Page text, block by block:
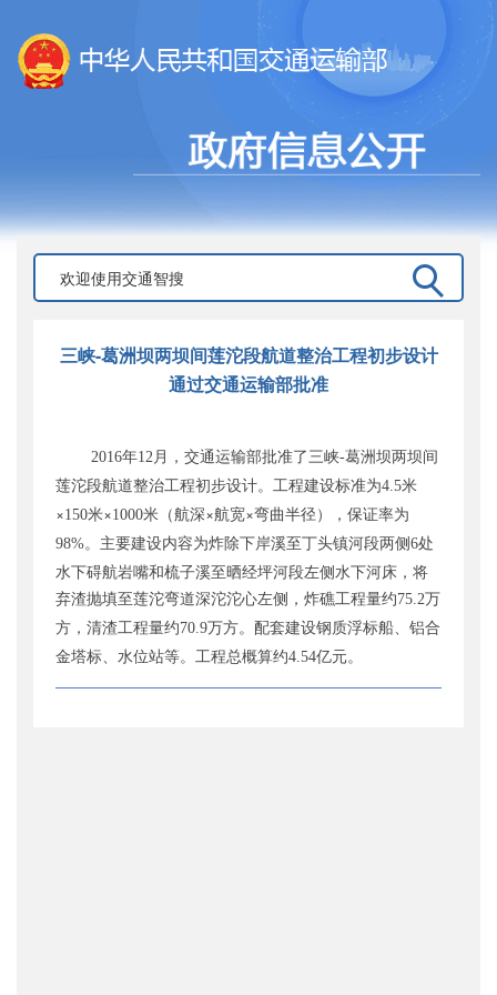
三峡-葛洲坝两坝间莲沱段航道整治工程初步设计
通过交通运输部批准
2016年12 月，交通运输部批准了三峡-葛洲坝两坝间
莲沱段航道整治工程初步设计。工程建设标准为4.5米
×150米×1000米（航深×航宽×弯曲半径），保证率为
98%。主要建设内容为炸除下岸溪至丁头镇河段两侧6处
水下碍航岩嘴和梳子溪至晒经坪河段左侧水下河床，将
弃渣抛填至莲沱弯道深沱沱心左侧，炸礁工程量约75.2万
方，清渣工程量约70.9万方。配套建设钢质浮标船、铝合
金塔标、水位站等。工程总概算约4.54亿元。